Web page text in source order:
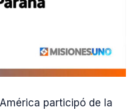
participó de la